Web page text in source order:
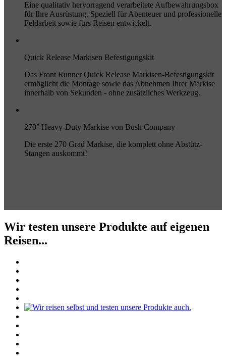
Eine qualitativ hervorragend verarbeitete Aufbewahrungsbox
für Ihre Ausrüstung. Speziell für Abenteuer und professionelle
Feldarbeit sowie fürs Reisen entwickelt.
Quick Release Markisen Befestigungskit
Das Front Runner Quick Release Markisen-Befestigungskit
ermöglicht die Montage sowie das Abnehmen Ihrer Markise
innerhalb von Sekunden - ohne zusätzliches Werkzeug.
270° Heavy-Duty Markise von Bush Company
Die erste 270 Grad Markise, die komplett ohne Abstütz-
Stangen auskommt!
Wir testen unsere Produkte auf eigenen
Reisen...